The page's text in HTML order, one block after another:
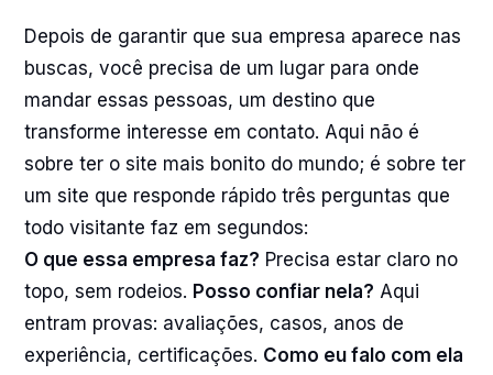
Depois de garantir que sua empresa aparece nas
buscas, você precisa de um lugar para onde
mandar essas pessoas, um destino que
transforme interesse em contato. Aqui não é
sobre ter o site mais bonito do mundo; é sobre ter
um site que responde rápido três perguntas que
todo visitante faz em segundos:
O que essa empresa faz? Precisa estar claro no
topo, sem rodeios. Posso confiar nela? Aqui
entram provas: avaliações, casos, anos de
experiência, certificações. Como eu falo com ela